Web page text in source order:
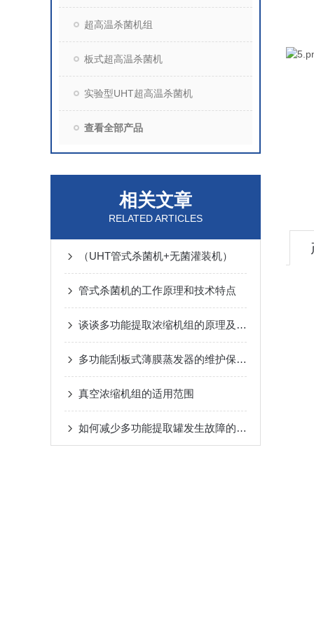
超高温杀菌机组
板式超高温杀菌机
实验型UHT超高温杀菌机
查看全部产品
相关文章
RELATED ARTICLES
（UHT管式杀菌机+无菌灌装机）
管式杀菌机的工作原理和技术特点
谈谈多功能提取浓缩机组的原理及特点
多功能刮板式薄膜蒸发器的维护保养指南
真空浓缩机组的适用范围
如何减少多功能提取罐发生故障的概率？